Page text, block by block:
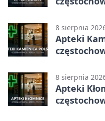
8 sierpnia
Apteki
8 sierpnia
Apteki